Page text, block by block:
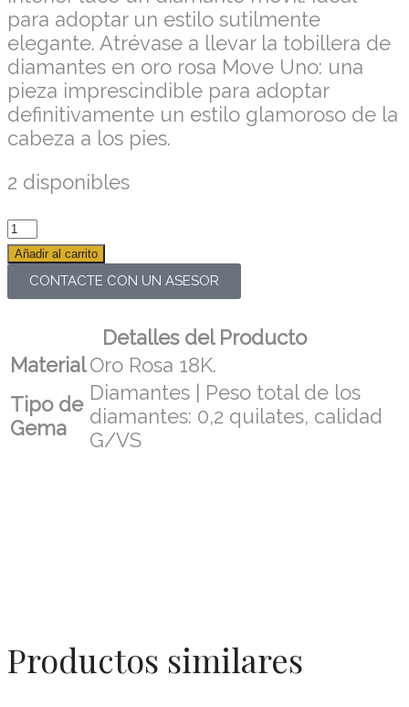
para adoptar un estilo sutilmente
elegante. Atrévase a llevar la tobillera de
diamantes en oro rosa Move Uno: una
pieza imprescindible para adoptar
definitivamente un estilo glamoroso de la
cabeza a los pies.
2 disponibles
Añadir al carrito
CONTACTE CON UN ASESOR
Detalles del Producto
MaterialOro Rosa 18K.
Tipo de
Gema
Diamantes | Peso total de los
diamantes: 0,2 quilates, calidad
G/VS
Productos similares